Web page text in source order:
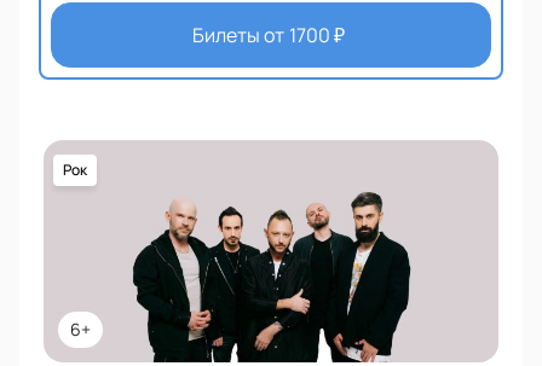
Билеты от 1700₽
6+
Рок